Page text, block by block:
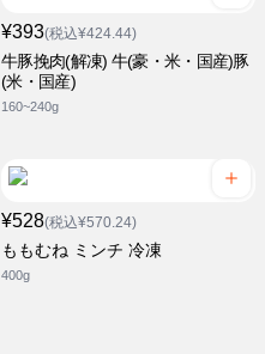
¥393(税込¥424.44)
牛豚挽肉(解凍) 牛(豪・米・国産)豚
(米・国産)
160~240g
¥528(税込¥570.24)
ももむね ミンチ 冷凍
400g